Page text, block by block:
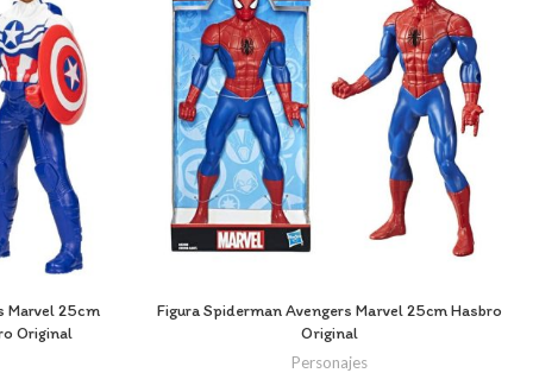
Marvel 25cm
Original
Figura Spiderman Avengers Marvel 25cm Hasbro
Original
Personajes